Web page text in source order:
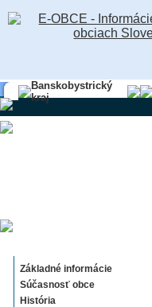
Banskobystrický
kraj
Základné informácie
Súčasnosť obce
História